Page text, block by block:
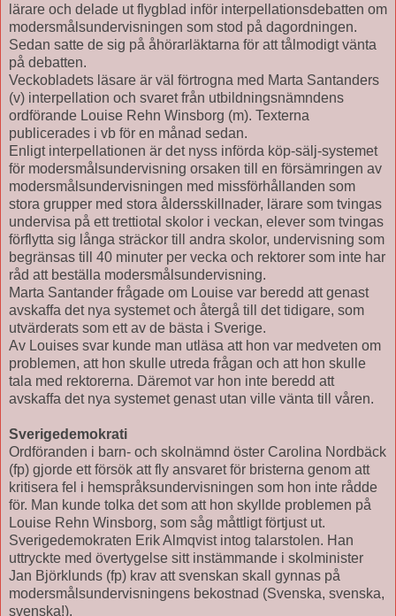
lärare och delade ut flygblad inför interpellationsdebatten om
modersmålsundervisningen som stod på dagordningen.
Sedan satte de sig på åhörarläktarna för att tålmodigt vänta
på debatten.
Veckobladets läsare är väl förtrogna med Marta Santanders
(v) interpellation och svaret från utbildningsnämndens
ordförande Louise Rehn Winsborg (m). Texterna
publicerades i vb för en månad sedan.
Enligt interpellationen är det nyss införda köp-sälj-systemet
för modersmålsundervisning orsaken till en försämringen av
modersmålsundervisningen med missförhållanden som
stora grupper med stora åldersskillnader, lärare som tvingas
undervisa på ett trettiotal skolor i veckan, elever som tvingas
förflytta sig långa sträckor till andra skolor, undervisning som
begränsas till 40 minuter per vecka och rektorer som inte har
råd att beställa modersmålsundervisning.
Marta Santander frågade om Louise var beredd att genast
avskaffa det nya systemet och återgå till det tidigare, som
utvärderats som ett av de bästa i Sverige.
Av Louises svar kunde man utläsa att hon var medveten om
problemen, att hon skulle utreda frågan och att hon skulle
tala med rektorerna. Däremot var hon inte beredd att
avskaffa det nya systemet genast utan ville vänta till våren.
Sverigedemokrati
Ordföranden i barn- och skolnämnd öster Carolina Nordbäck
(fp) gjorde ett försök att fly ansvaret för bristerna genom att
kritisera fel i hemspråksundervisningen som hon inte rådde
för. Man kunde tolka det som att hon skyllde problemen på
Louise Rehn Winsborg, som såg måttligt förtjust ut.
Sverigedemokraten Erik Almqvist intog talarstolen. Han
uttryckte med övertygelse sitt instämmande i skolminister
Jan Björklunds (fp) krav att svenskan skall gynnas på
modersmålsundervisningens bekostnad (Svenska, svenska,
svenska!).